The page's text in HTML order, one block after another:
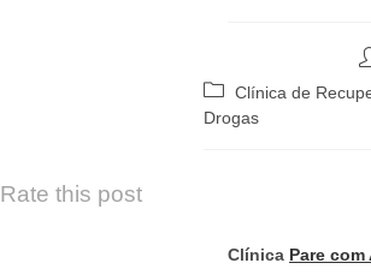
Categoria
do
Clínica de
Drogas
Rate this post
Clínica Pare com